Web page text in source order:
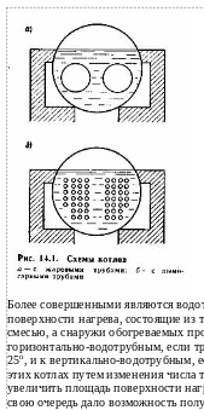
Более совершенными являются
поверхности нагрева, состоящие
смесью, а снаружи обогреваемых
горизонтально-водотрубным, если
25о, и к вертикально-водотрубным,
этих котлах путем изменения числа
увеличить площадь поверхности
свою очередь дало возможность